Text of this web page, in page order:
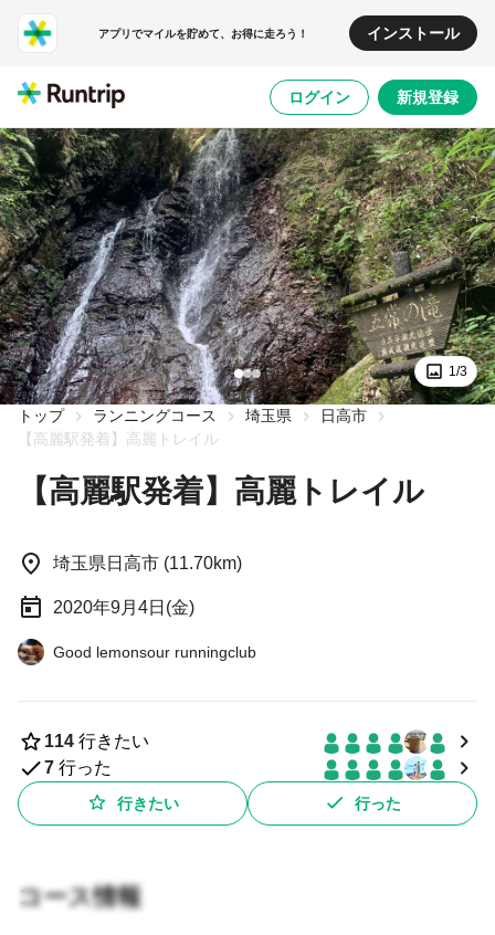
アプリでマイルを貯めて、お得に走ろう！ インストール
ログイン 新規登録
1/3
トップ ランニングコース 埼玉県
日高市
【高麗駅発着】高麗トレイル
【高麗駅発着】高麗トレイル
埼玉県日高市 (11.70km)
2020年9月4日(金)
Good lemonsour runningclub
114 行きたい
7 行った
行きたい 行った
コース情報